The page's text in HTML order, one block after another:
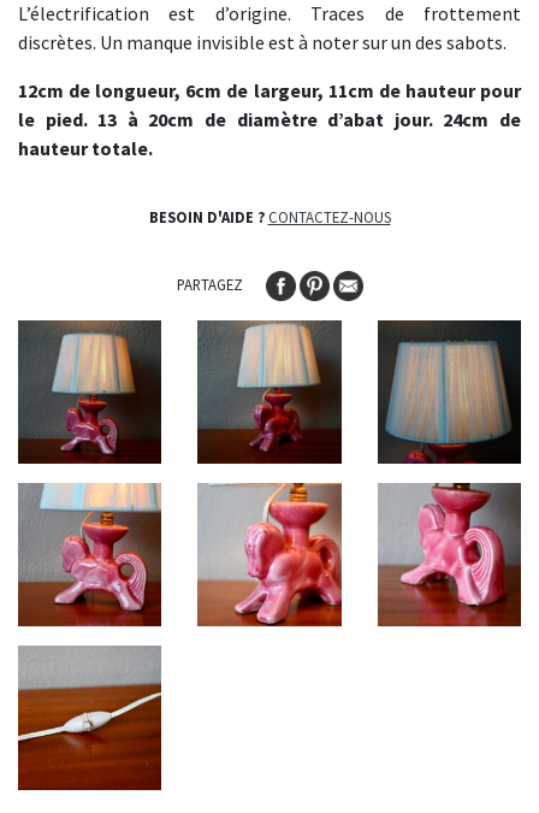
L’électrification est d’origine. Traces de frottement
discrètes. Un manque invisible est à noter sur un des sabots.
12cm de longueur, 6cm de largeur, 11cm de hauteur pour
le pied. 13 à 20cm de diamètre d’abat jour. 24cm de
hauteur totale.
BESOIN D'AIDE ? CONTACTEZ-NOUS
PARTAGEZ